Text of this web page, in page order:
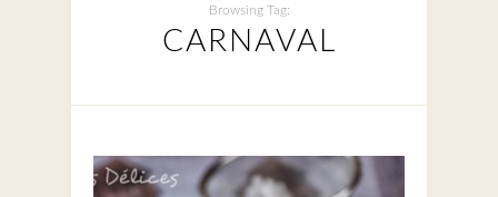
Browsing Tag:
CARNAVAL